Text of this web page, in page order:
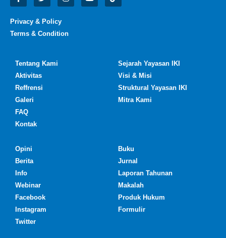
Privacy & Policy
Terms & Condition
Tentang Kami
Aktivitas
Reffrensi
Galeri
FAQ
Kontak
Sejarah Yayasan IKI
Visi & Misi
Struktural Yayasan IKI
Mitra Kami
Opini
Berita
Info
Webinar
Facebook
Instagram
Twitter
Buku
Jurnal
Laporan Tahunan
Makalah
Produk Hukum
Formulir